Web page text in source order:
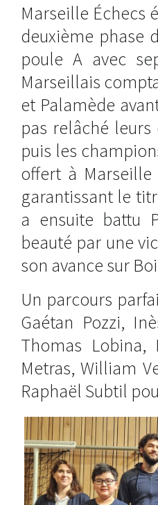
Marseille Échecs
deuxième phase
poule A avec
Marseillais
et Palamède
pas relâché
puis les
offert à
garantissant le
a ensuite battu
beauté par une
son avance sur
Un parcours
Gaétan Pozzi,
Thomas Lobina,
Metras, William
Raphaël Subtil